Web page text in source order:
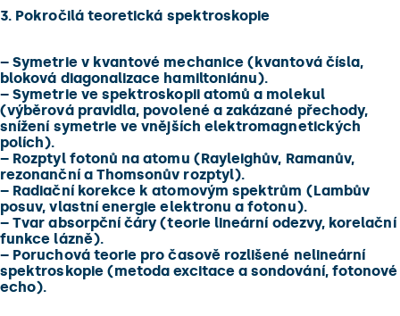
3. Pokročilá teoretická spektroskopie
– Symetrie v kvantové mechanice (kvantová čísla,
bloková diagonalizace hamiltoniánu).
– Symetrie ve spektroskopii atomů a molekul
(výběrová pravidla, povolené a zakázané přechody,
snížení symetrie ve vnějších elektromagnetických
polích).
– Rozptyl fotonů na atomu (Rayleighův, Ramanův,
rezonanční a Thomsonův rozptyl).
– Radiační korekce k atomovým spektrům (Lambův
posuv, vlastní energie elektronu a fotonu).
– Tvar absorpční čáry (teorie lineární odezvy, korelační
funkce lázně).
– Poruchová teorie pro časově rozlišené nelineární
spektroskopie (metoda excitace a sondování, fotonové
echo).